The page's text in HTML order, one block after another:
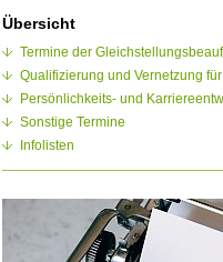
Übersicht
Termine der
Qualifizierung und Vernetzung
Persönlichkeits- und
Sonstige Termine
Infolisten